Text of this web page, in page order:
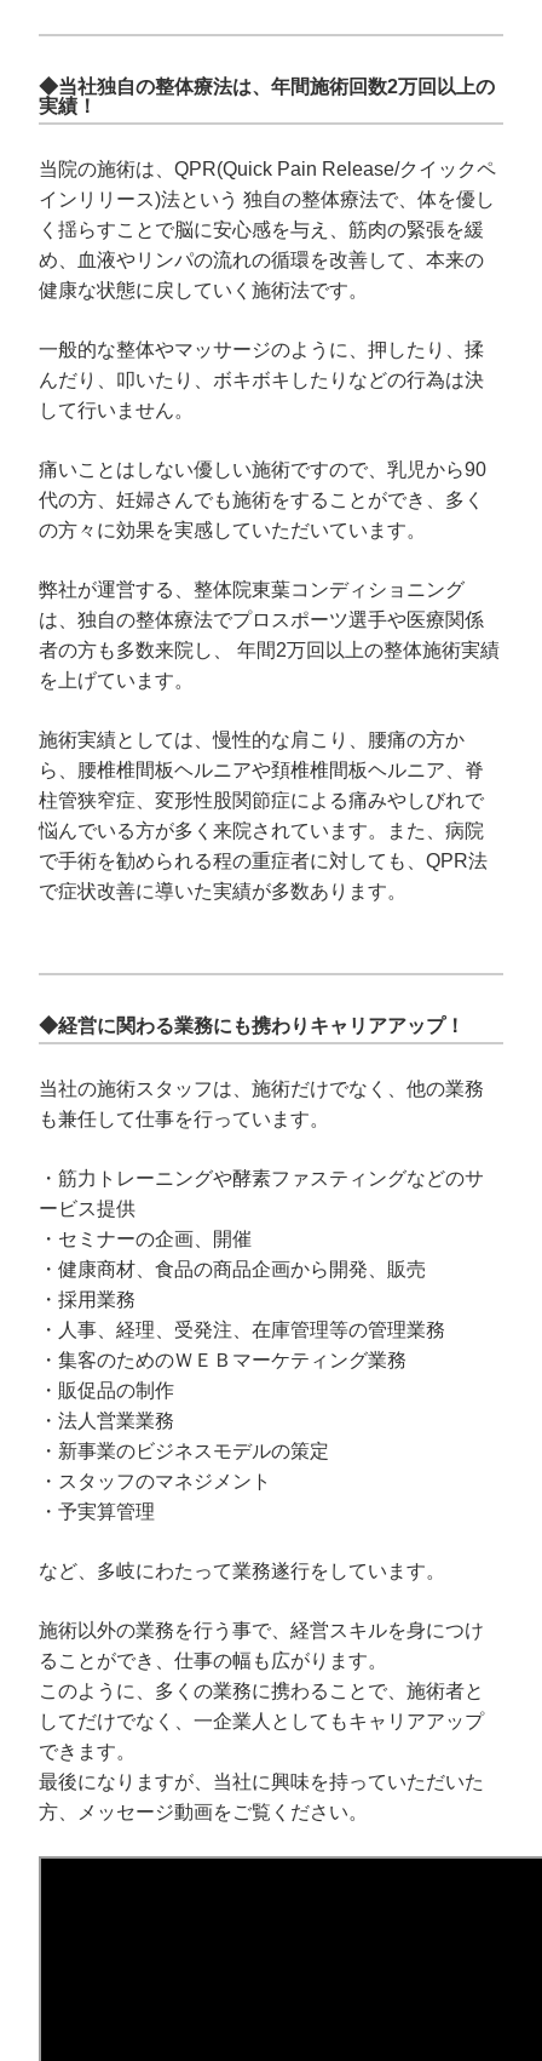
◆当社独自の整体療法は、年間施術回数2万回以上の
実績！
当院の施術は、QPR(Quick Pain Release/クイックペ
インリリース)法という 独自の整体療法で、体を優し
く揺らすことで脳に安心感を与え、筋肉の緊張を緩
め、血液やリンパの流れの循環を改善して、本来の
健康な状態に戻していく施術法です。
一般的な整体やマッサージのように、押したり、揉
んだり、叩いたり、ボキボキしたりなどの行為は決
して行いません。
痛いことはしない優しい施術ですので、乳児から90
代の方、妊婦さんでも施術をすることができ、多く
の方々に効果を実感していただいています。
弊社が運営する、整体院東葉コンディショニング
は、独自の整体療法でプロスポーツ選手や医療関係
者の方も多数来院し、 年間2万回以上の整体施術実績
を上げています。
施術実績としては、慢性的な肩こり、腰痛の方か
ら、腰椎椎間板ヘルニアや頚椎椎間板ヘルニア、脊
柱管狭窄症、変形性股関節症による痛みやしびれで
悩んでいる方が多く来院されています。また、病院
で手術を勧められる程の重症者に対しても、QPR法
で症状改善に導いた実績が多数あります。
◆経営に関わる業務にも携わりキャリアアップ！
当社の施術スタッフは、施術だけでなく、他の業務
も兼任して仕事を行っています。
・筋力トレーニングや酵素ファスティングなどのサ
ービス提供
・セミナーの企画、開催
・健康商材、食品の商品企画から開発、販売
・採用業務
・人事、経理、受発注、在庫管理等の管理業務
・集客のためのＷＥＢマーケティング業務
・販促品の制作
・法人営業業務
・新事業のビジネスモデルの策定
・スタッフのマネジメント
・予実算管理
など、多岐にわたって業務遂行をしています。
施術以外の業務を行う事で、経営スキルを身につけ
ることができ、仕事の幅も広がります。
このように、多くの業務に携わることで、施術者と
してだけでなく、一企業人としてもキャリアアップ
できます。
最後になりますが、当社に興味を持っていただいた
方、メッセージ動画をご覧ください。